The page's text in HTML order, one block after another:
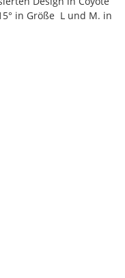
in Größe L und M. in